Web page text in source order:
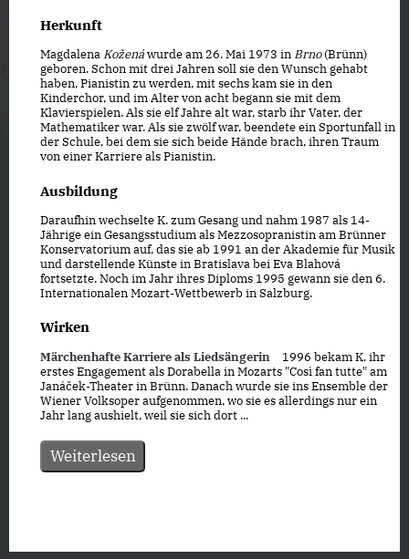
Herkunft
MagdalenaKoženáwurde am 26. Mai 1973 inBrno(Brünn)
geboren. Schon mit drei Jahren soll sie den Wunsch gehabt
haben, Pianistin zu werden, mit sechs kam sie in den
Kinderchor, und im Alter von acht begann sie mit dem
Klavierspielen. Als sie elf Jahre alt war, starb ihr Vater, der
Mathematiker war. Als sie zwölf war, beendete ein Sportunfall in
der Schule, bei dem sie sich beide Hände brach, ihren Traum
von einer Karriere als Pianistin.
Ausbildung
Daraufhin wechselte K. zum Gesang und nahm 1987 als 14-
Jährige ein Gesangsstudium als Mezzosopranistin am Brünner
Konservatorium auf, das sie ab 1991 an der Akademie für Musik
und darstellende Künste in Bratislava bei Eva Blahová
fortsetzte. Noch im Jahr ihres Diploms 1995 gewann sie den 6.
Internationalen Mozart-Wettbewerb in Salzburg.
Wirken
Märchenhafte Karriere als Liedsängerin
1996 bekam K. ihr
erstes Engagement als Dorabella in Mozarts "Così fan tutte" am
Janáček-Theater in Brünn. Danach wurde sie ins Ensemble der
Wiener Volksoper aufgenommen, wo sie es allerdings nur ein
Jahr lang aushielt, weil sie sich dort ...
Weiterlesen